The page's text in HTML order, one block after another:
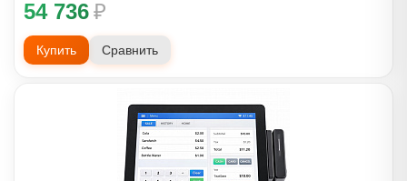
54 736₽
Купить Сравнить